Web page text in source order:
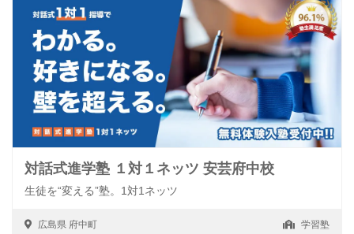
対話式進学塾 １対１ネッツ 安芸府中校
生徒を“変える”塾。1対1ネッツ
広島県 府中町 学習塾